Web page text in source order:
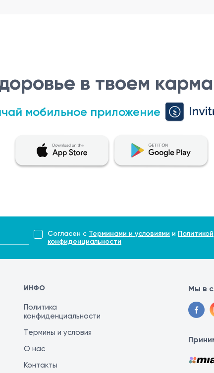
в твоем
мобильное приложение
Согласен с Терминами и условиями и Политикой
конфиденциальности
ИНФО
Политика
конфиденциальности
Термины и условия
О нас
Контакты
Мы в